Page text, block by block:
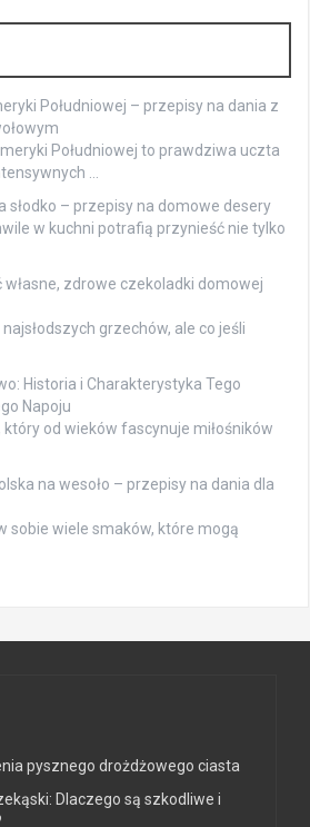
Południowej – przepisy na dania z
Południowej to prawdziwa uczta
…
słodko – przepisy na domowe desery
w kuchni potrafią przynieść nie tylko
własne, zdrowe czekoladki domowej
grzechów, ale co jeśli
Historia i Charakterystyka Tego
Napoju
od wieków fascynuje miłośników
na wesoło – przepisy na dania dla
sobie wiele smaków, które mogą
pysznego drożdżowego ciasta
Dlaczego są szkodliwe i